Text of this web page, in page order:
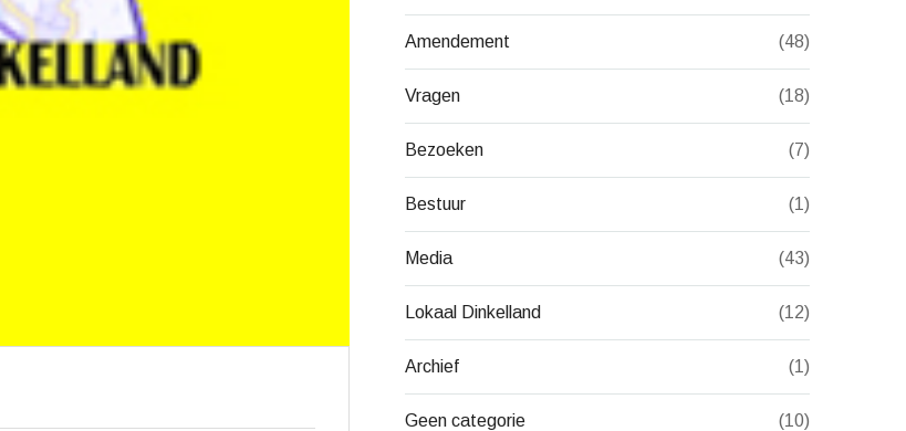
Amendement (48)
Vragen (18)
Bezoeken (7)
Bestuur (1)
Media (43)
Lokaal Dinkelland (12)
Archief (1)
Geen categorie (10)